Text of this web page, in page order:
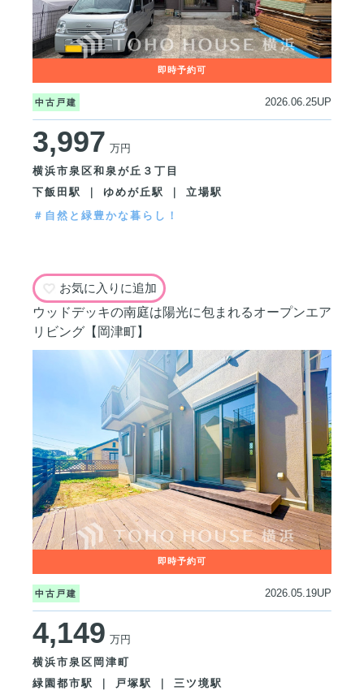
中古戸建 2026.06.25UP
3,997 万円
横浜市泉区和泉が丘３丁目
下飯田駅 ｜ ゆめが丘駅 ｜ 立場駅
＃自然と緑豊かな暮らし！
お気に入りに追加
ウッドデッキの南庭は陽光に包まれるオープンエア
リビング【岡津町】
中古戸建 2026.05.19UP
4,149 万円
横浜市泉区岡津町
緑園都市駅 ｜ 戸塚駅 ｜ 三ツ境駅